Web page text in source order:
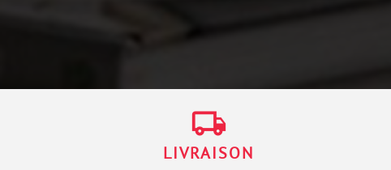
local_shipping
LIVRAISON